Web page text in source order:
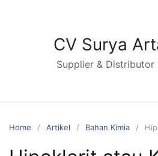
CV Surya
Supplier & Distributor
Home Artikel Bahan Kimia